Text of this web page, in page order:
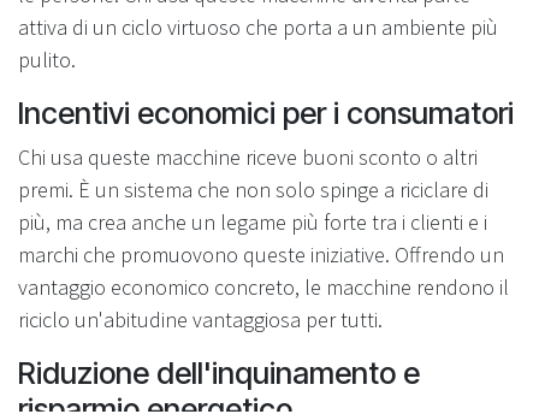
attiva di un ciclo virtuoso che porta a un ambiente più
pulito.
Incentivi economici per i consumatori
Chi usa queste macchine riceve buoni sconto o altri
premi. È un sistema che non solo spinge a riciclare di
più, ma crea anche un legame più forte tra i clienti e i
marchi che promuovono queste iniziative. Offrendo un
vantaggio economico concreto, le macchine rendono il
riciclo un'abitudine vantaggiosa per tutti.
Riduzione dell'inquinamento e
risparmio energetico